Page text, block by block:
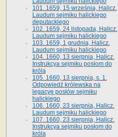
101. 1659, 15 września, Halicz.
Laudum sejmiku halickiego
deputackiego
102. 1659, 24 listopada, Halicz.
Laudum sejmiku halickiego
103. 1659, 1 grudnia, Halicz.
Laudum sejmiku halickiego
104. 1660, 13 sierpnia, Halicz.
Instrukcya sejmiku posłom do
króla
105. 1660, 13 sierpnia, s. 1.
Odpowiedź królewska na
legacyę posłów sejmiku
halickiego
106. 1660, 23 sierpnia, Halicz.
Laudum sejmiku halickiego
107. 1660, 23 sierpnia, Halicz.
Instrukcya sejmiku posłom do
króla